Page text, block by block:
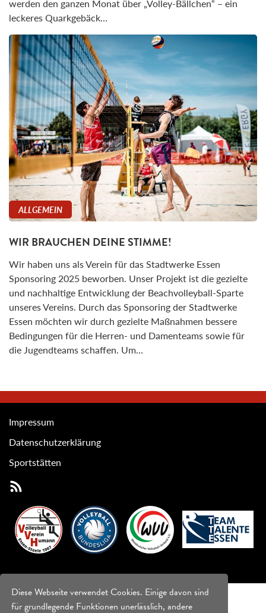
Diese Webseite verwendet Cookies. Einige davon sind
für grundlegende Funktionen unerlässlich, andere
werden den ganzen Monat über „Volley-Bällchen“ – ein
leckeres Quarkgebäck…
ALLGEMEIN
WIR BRAUCHEN DEINE STIMME!
Wir haben uns als Verein für das Stadtwerke Essen
Sponsoring 2025 beworben. Unser Projekt ist die gezielte
und nachhaltige Entwicklung der Beachvolleyball-Sparte
unseres Vereins. Durch das Sponsoring der Stadtwerke
Essen möchten wir durch gezielte Maßnahmen bessere
Bedingungen für die Herren- und Damenteams sowie für
die Jugendteams schaffen. Um…
Impressum
Datenschutzerklärung
Sportstätten